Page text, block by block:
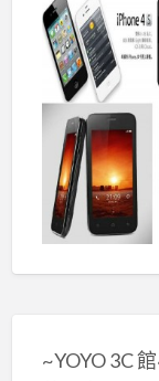
~YOYO 3C